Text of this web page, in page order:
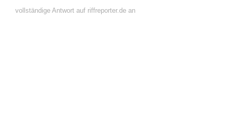
vollständige Antwort auf riffreporter.de an